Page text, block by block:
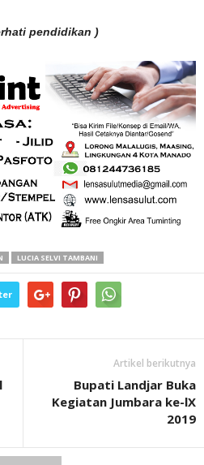
pendidikan )
LUCIA SELVI TAMBANI
Artikel berikutnya
Bupati Landjar Buka
Kegiatan Jumbara ke-lX
2019